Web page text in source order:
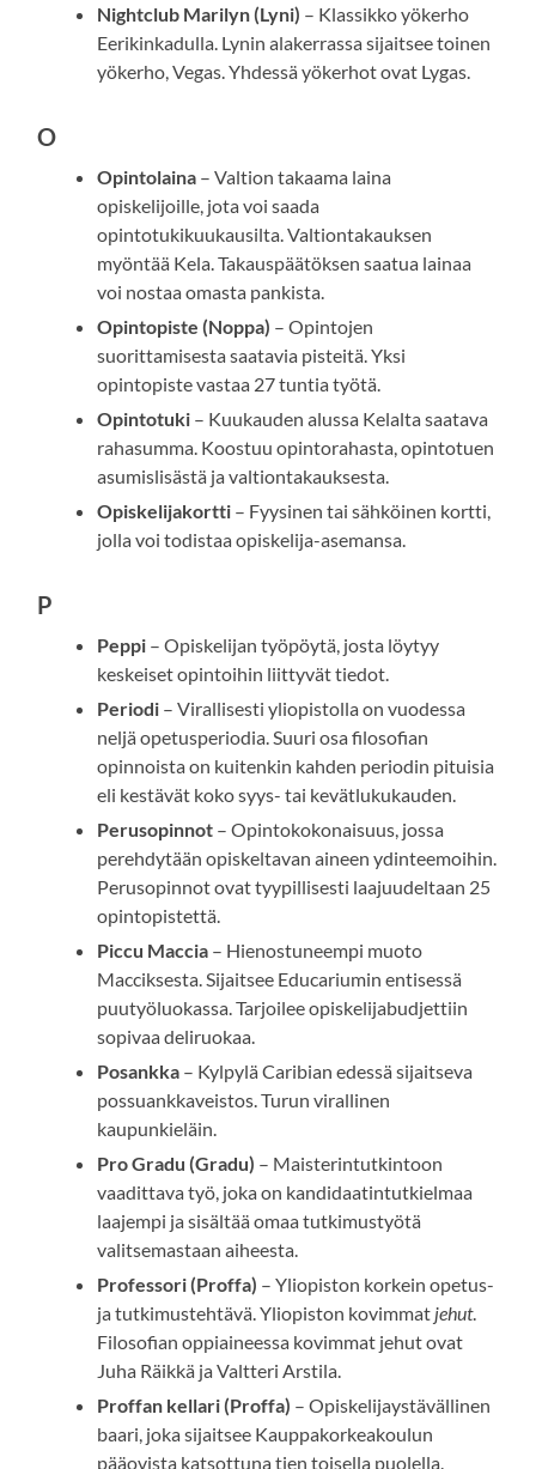
Nightclub Marilyn (Lyni) – Klassikko yökerho
Eerikinkadulla. Lynin alakerrassa sijaitsee toinen
yökerho, Vegas. Yhdessä yökerhot ovat Lygas.
O
Opintolaina – Valtion takaama laina
opiskelijoille, jota voi saada
opintotukikuukausilta. Valtiontakauksen
myöntää Kela. Takauspäätöksen saatua lainaa
voi nostaa omasta pankista.
Opintopiste (Noppa) – Opintojen
suorittamisesta saatavia pisteitä. Yksi
opintopiste vastaa 27 tuntia työtä.
Opintotuki – Kuukauden alussa Kelalta saatava
rahasumma. Koostuu opintorahasta, opintotuen
asumislisästä ja valtiontakauksesta.
Opiskelijakortti – Fyysinen tai sähköinen kortti,
jolla voi todistaa opiskelija-asemansa.
P
Peppi – Opiskelijan työpöytä, josta löytyy
keskeiset opintoihin liittyvät tiedot.
Periodi – Virallisesti yliopistolla on vuodessa
neljä opetusperiodia. Suuri osa filosofian
opinnoista on kuitenkin kahden periodin pituisia
eli kestävät koko syys- tai kevätlukukauden.
Perusopinnot – Opintokokonaisuus, jossa
perehdytään opiskeltavan aineen ydinteemoihin.
Perusopinnot ovat tyypillisesti laajuudeltaan 25
opintopistettä.
Piccu Maccia – Hienostuneempi muoto
Macciksesta. Sijaitsee Educariumin entisessä
puutyöluokassa. Tarjoilee opiskelijabudjettiin
sopivaa deliruokaa.
Posankka – Kylpylä Caribian edessä sijaitseva
possuankkaveistos. Turun virallinen
kaupunkieläin.
Pro Gradu (Gradu) – Maisterintutkintoon
vaadittava työ, joka on kandidaatintutkielmaa
laajempi ja sisältää omaa tutkimustyötä
valitsemastaan aiheesta.
Professori (Proffa) – Yliopiston korkein opetus-
ja tutkimustehtävä. Yliopiston kovimmat jehut.
Filosofian oppiaineessa kovimmat jehut ovat
Juha Räikkä ja Valtteri Arstila.
Proffan kellari (Proffa) – Opiskelijaystävällinen
baari, joka sijaitsee Kauppakorkeakoulun
pääovista katsottuna tien toisella puolella.